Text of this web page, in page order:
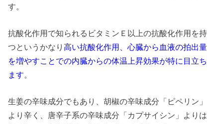
す。
抗酸化作用で知られるビタミンＥ以上の抗酸化作用を持
つというかなり高い抗酸化作用、心臓から血液の拍出量
を増やすことでの内臓からの体温上昇効果が特に目立ち
ます。
生姜の辛味成分でもあり、胡椒の辛味成分「ピペリン」
より辛く、唐辛子系の辛味成分「カプサイシン」よりは